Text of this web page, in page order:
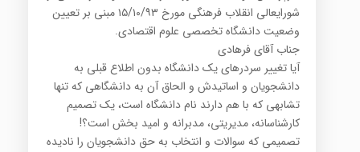
شورایعالی انقلاب فرهنگی مورخ ۱۵/۱۰/۹۳ مبنی بر تعیین
وضعیت دانشگاه تخصصی علوم اقتصادی.
جناب آقای فرهادی
آیا تغییر سردرهای یک دانشگاه بدون اطلاع قبلی به
دانشجویان و اساتیدش و الحاق آن به دانشگاهی که تنها
تشابهی که با هم دارند نام دانشگاه است، یک تصمیم
کارشناسانه، مدیریتی، مدبرانه و امید بخش است؟!
تصمیمی که سوالات و انتخاب به حق دانشجویان را نادیده